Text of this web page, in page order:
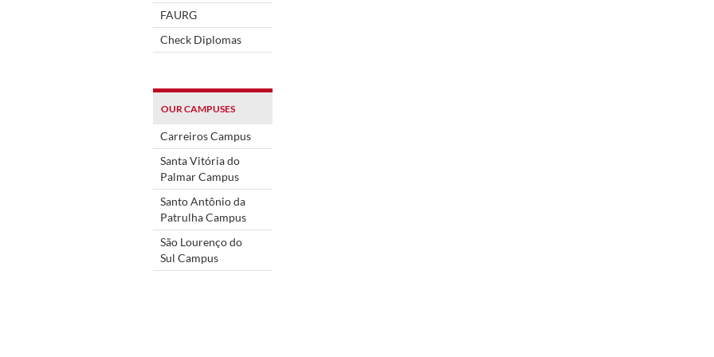
FAURG
Check Diplomas
OUR CAMPUSES
Carreiros Campus
Santa Vitória do
Palmar Campus
Santo Antônio da
Patrulha Campus
São Lourenço do
Sul Campus